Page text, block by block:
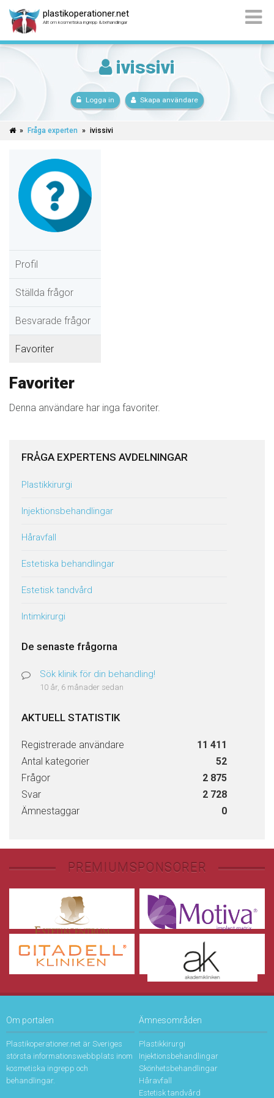
plastikoperationer.net
Allt om kosmetiska ingrepp & behandlingar
ivissivi
Logga in Skapa användare
» Fråga experten » ivissivi
Profil
Ställda frågor
Besvarade frågor
Favoriter
Favoriter
Denna användare har inga favoriter.
FRÅGA EXPERTENS AVDELNINGAR
Plastikkirurgi
Injektionsbehandlingar
Håravfall
Estetiska behandlingar
Estetisk tandvård
Intimkirurgi
De senaste frågorna
Sök klinik för din behandling!
10 år, 6 månader sedan
AKTUELL STATISTIK
Registrerade användare
11 411
Antal kategorier
52
Frågor
2 875
Svar
2 728
Ämnestaggar
0
PREMIUMSPONSORER
Om portalen
Plastikoperationer.net är Sveriges
största informationswebbplats inom
kosmetiska ingrepp och
behandlingar.
Ämnesområden
Plastikkirurgi
Injektionsbehandlingar
Skönhetsbehandlingar
Håravfall
Estetisk tandvård